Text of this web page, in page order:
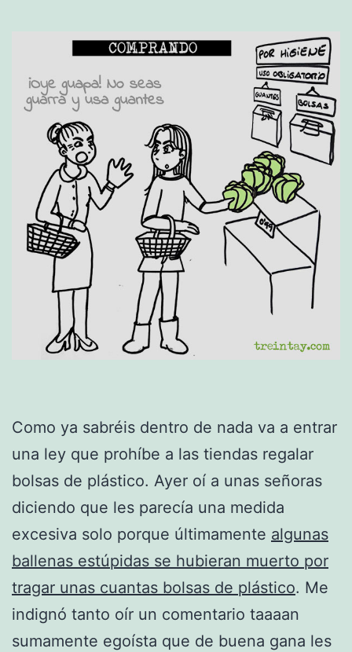
Como ya sabréis dentro de nada va a entrar
una ley que prohíbe a las tiendas regalar
bolsas de plástico. Ayer oí a unas señoras
diciendo que les parecía una medida
excesiva solo porque últimamente algunas
ballenas estúpidas se hubieran muerto por
tragar unas cuantas bolsas de plástico. Me
indignó tanto oír un comentario taaaan
sumamente egoísta que de buena gana les